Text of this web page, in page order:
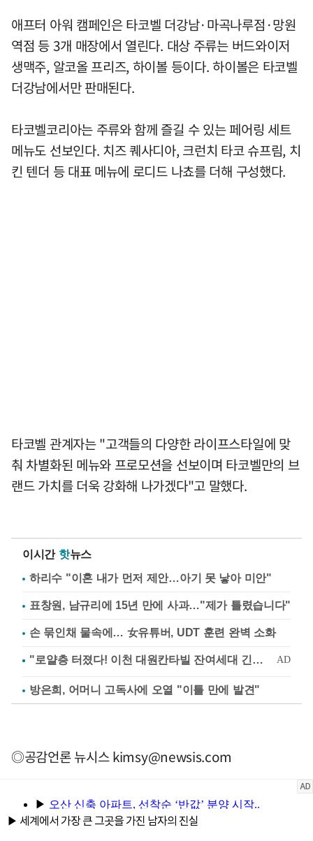
애프터 아워 캠페인은 타코벨 더강남·마곡나루점·망원
역점 등 3개 매장에서 열린다. 대상 주류는 버드와이저
생맥주, 알코올 프리즈, 하이볼 등이다. 하이볼은 타코벨
더강남에서만 판매된다.
타코벨코리아는 주류와 함께 즐길 수 있는 페어링 세트
메뉴도 선보인다. 치즈 퀘사디아, 크런치 타코 슈프림, 치
킨 텐더 등 대표 메뉴에 로디드 나쵸를 더해 구성했다.
타코벨 관계자는 "고객들의 다양한 라이프스타일에 맞
춰 차별화된 메뉴와 프로모션을 선보이며 타코벨만의 브
랜드 가치를 더욱 강화해 나가겠다"고 말했다.
이시간 핫뉴스
하리수 "이혼 내가 먼저 제안…아기 못 낳아 미안"
표창원, 남규리에 15년 만에 사과…"제가 틀렸습니다"
손 묶인채 물속에… 女유튜버, UDT 훈련 완벽 소화
방은희, 어머니 고독사에 오열 "이틀 만에 발견"
◎공감언론 뉴시스kimsy@newsis.com